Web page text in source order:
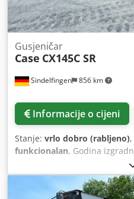
Sindelfingen 856 km
Gusjeničar
Case CX145C SR
Informacije o cijeni
Stanje: vrlo dobro (rabljeno)
funkcionalan, Godina